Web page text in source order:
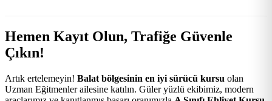
Hemen Kayıt Olun, Trafiğe Güvenle
Çıkın!
Artık ertelemeyin! Balat bölgesinin en iyi sürücü kursu olan
Uzman Eğitmenler ailesine katılın. Güler yüzlü ekibimiz, modern